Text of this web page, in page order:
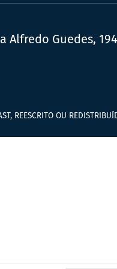
Alfredo Guedes,
REESCRITO OU